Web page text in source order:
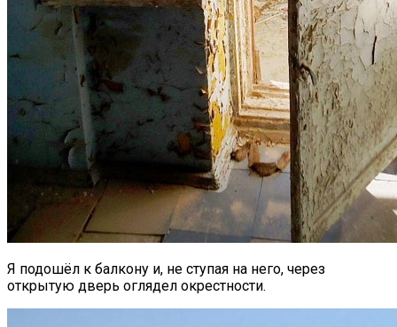
Я подошёл к балкону и, не ступая на него, через
открытую дверь оглядел окрестности.